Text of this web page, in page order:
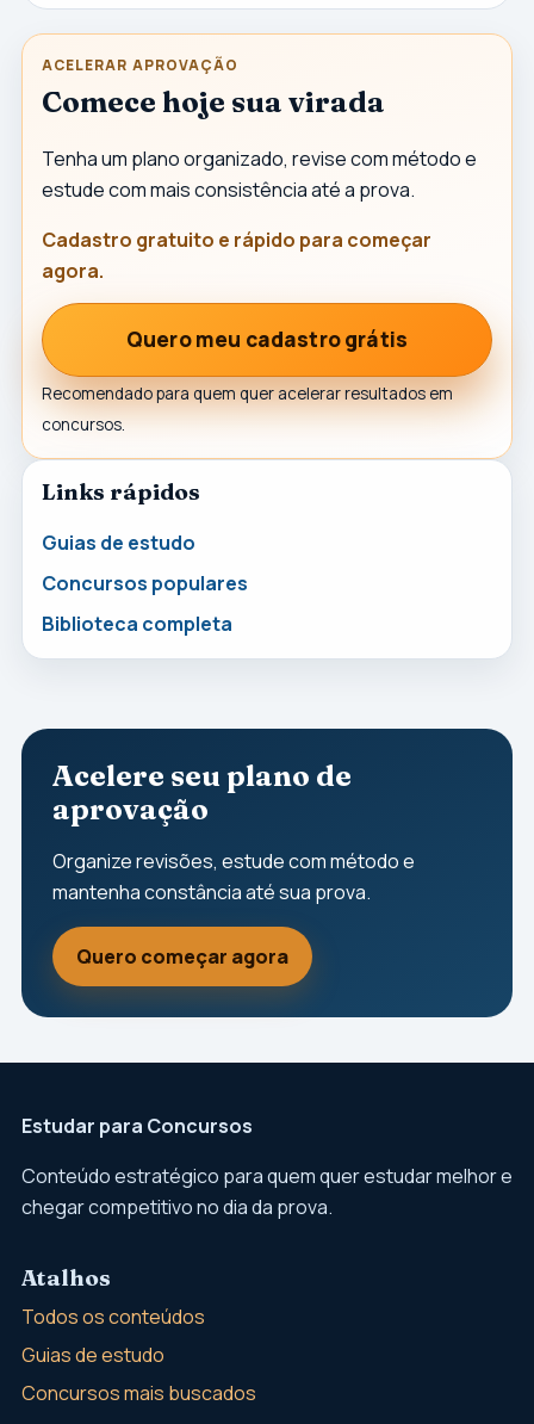
ACELERAR APROVAÇÃO
Comece hoje sua virada
Tenha um plano organizado, revise com método e
estude com mais consistência até a prova.
Cadastro gratuito e rápido para começar
agora.
Quero meu cadastro grátis
Recomendado para quem quer acelerar resultados em
concursos.
Links rápidos
Guias de estudo
Concursos populares
Biblioteca completa
Acelere seu plano de
aprovação
Organize revisões, estude com método e
mantenha constância até sua prova.
Quero começar agora
Estudar para Concursos
Conteúdo estratégico para quem quer estudar melhor e
chegar competitivo no dia da prova.
Atalhos
Todos os conteúdos
Guias de estudo
Concursos mais buscados